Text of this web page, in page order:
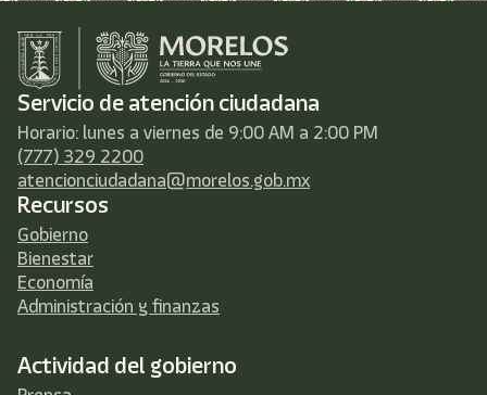
Servicio de atención ciudadana
Horario: lunes a viernes de 9:00 AM a 2:00 PM
(777) 329 2200
atencionciudadana@morelos.gob.mx
Recursos
Gobierno
Bienestar
Economía
Administración y finanzas
Actividad del gobierno